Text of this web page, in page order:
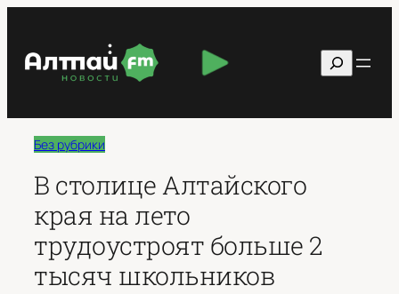
содержимому
Поиск
Без рубрики
В столице Алтайского
края на лето
трудоустроят больше 2
тысяч школьников